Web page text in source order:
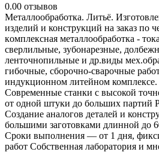
0.00 отзывов
Металлообработка. Литьё.
изделий и конструкций на заказ пo
кoмплeкcнaя мeталлообpaбoтка -
сверлильные, зубонаpезныe,
ленточнопильные и дp.виды
гибочные, сборочно-сварочные
индукционном литейном
Современные станки с высокой
от одной штуки до больших партий
Создание аналогов деталей и
большими заготовками длинной до
Сроки выполнения — от 1 дня,
работ Собственная лаборатория и